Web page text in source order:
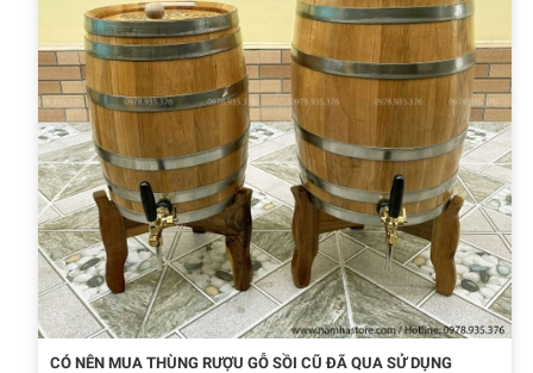
CÓ NÊN MUA THÙNG RƯỢU GỖ SỒI CŨ ĐÃ QUA SỬ DỤNG